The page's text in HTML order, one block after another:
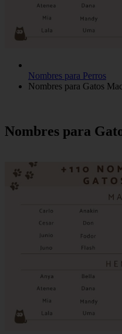
Nombres para Perros
Nombres para Gatos
Nombres para